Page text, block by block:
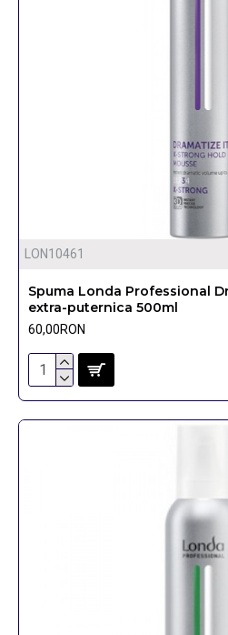
LON10461
Spuma Londa Professional
extra-puternica 500ml
60,00RON